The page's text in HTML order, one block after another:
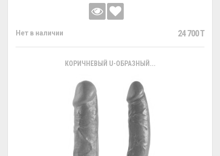
Нет в наличии 24 700 T
КОРИЧНЕВЫЙ U-ОБРАЗНЫЙ...